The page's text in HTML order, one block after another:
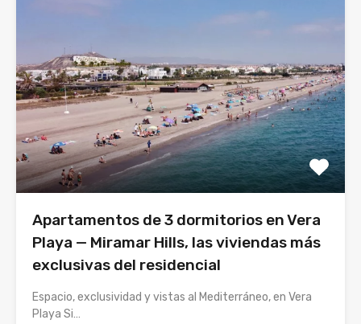
Apartamentos de 3 dormitorios en Vera
Playa — Miramar Hills, las viviendas más
exclusivas del residencial
Espacio, exclusividad y vistas al Mediterráneo, en Vera
Playa Si…